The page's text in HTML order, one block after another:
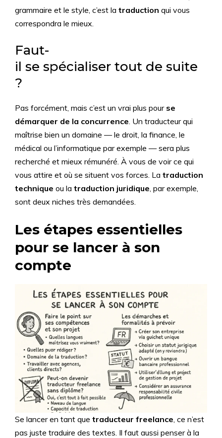
grammaire et le style, c’est la traduction qui vous
correspondra le mieux.
Faut-
il se spécialiser tout de suite
?
Pas forcément, mais c’est un vrai plus pour se
démarquer de la concurrence. Un traducteur qui
maîtrise bien un domaine — le droit, la finance, le
médical ou l’informatique par exemple — sera plus
recherché et mieux rémunéré. À vous de voir ce qui
vous attire et où se situent vos forces. La traduction
technique ou la traduction juridique, par exemple,
sont deux niches très demandées.
Les étapes essentielles
pour se lancer à son
compte
Se lancer en tant que traducteur freelance, ce n’est
pas juste traduire des textes. Il faut aussi penser à la